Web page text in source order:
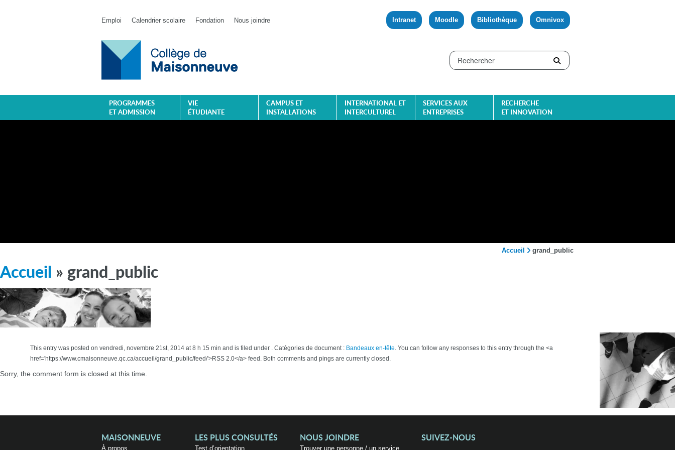
Emploi Calendrier scolaire Fondation Nous joindre Intranet Moodle Bibliothèque Omnivox
PROGRAMMES
ET ADMISSION
VIE
ÉTUDIANTE
CAMPUS ET
INSTALLATIONS
INTERNATIONAL ET
INTERCULTUREL
SERVICES AUX
ENTREPRISES
RECHERCHE
ET INNOVATION
Accueil grand_public
Accueil » grand_public
This entry was posted on vendredi, novembre 21st, 2014 at 8 h 15 min and is filed under . Catégories de document : Bandeaux en-tête. You can follow any responses to this entry through the <a
href='https://www.cmaisonneuve.qc.ca/accueil/grand_public/feed/'>RSS 2.0</a> feed. Both comments and pings are currently closed.
Sorry, the comment form is closed at this time.
MAISONNEUVE
À propos
LES PLUS CONSULTÉS
Test d’orientation
NOUS JOINDRE
Trouver une personne / un service
SUIVEZ-NOUS